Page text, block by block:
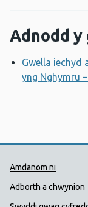
Adnodd
Gwella iechyd
yng Nghymru
Dolenni
Amdanom ni
Adborth a chwynion